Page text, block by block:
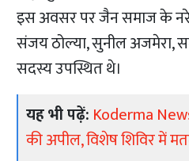
इस अवसर पर जैन समाज के
संजय ठोल्या, सुनील
सदस्य उपस्थित थे।
यह भी पढ़ें: Koderma
की अपील, विशेष शिविर में